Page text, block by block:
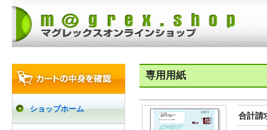
ショップホーム
専用用紙
合計請